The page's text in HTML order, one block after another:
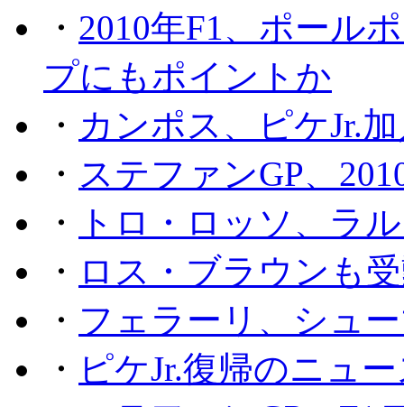
・ 2010年F1、ポール
プにもポイントか
・ カンポス、ピケJr.
・ ステファンGP、
・
トロ・ロッソ、ラ
・ ロス・ブラウンも
・ フェラーリ、シュ
・ ピケJr.復帰のニュ